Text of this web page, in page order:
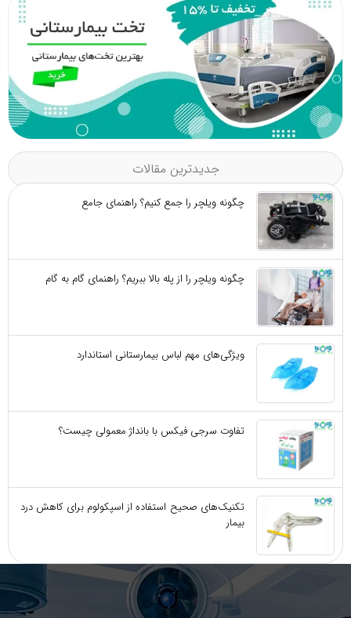
جدیدترین مقالات
چگونه ویلچر را جمع کنیم؟ راهنمای جامع
چگونه ویلچر را از پله بالا ببریم؟ راهنمای گام به گام
ویژگی‌های مهم لباس بیمارستانی استاندارد
تفاوت سرجی‌ فیکس با بانداژ معمولی چیست؟
تکنیک‌های صحیح استفاده از اسپکولوم برای کاهش درد
بیمار